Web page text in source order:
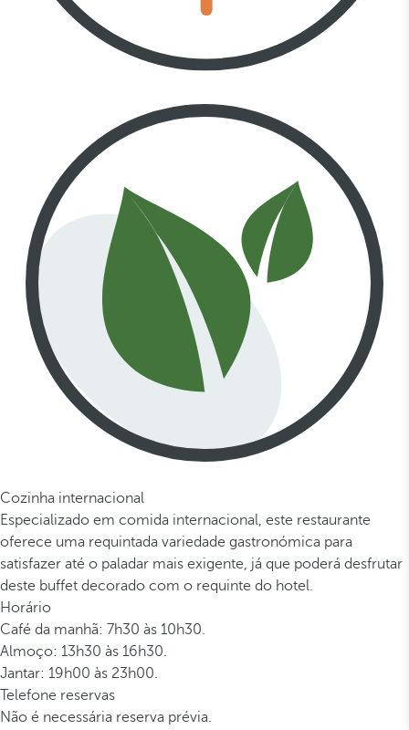
Cozinha internacional
Especializado em comida internacional, este restaurante
oferece uma requintada variedade gastronómica para
satisfazer até o paladar mais exigente, já que poderá desfrutar
deste buffet decorado com o requinte do hotel.
Horário
Café da manhã: 7h30 às 10h30.
Almoço: 13h30 às 16h30.
Jantar: 19h00 às 23h00.
Telefone reservas
Não é necessária reserva prévia.